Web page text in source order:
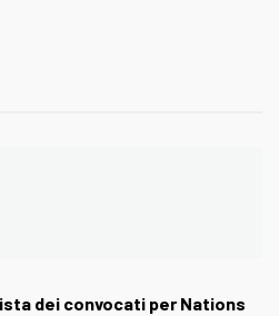
dei convocati per Nations